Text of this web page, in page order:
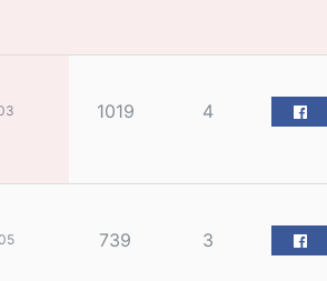
уржигдар
Орон сууц,
авто зам,
холбоотой
1019 4
739 3